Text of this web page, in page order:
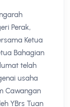
Perak,
Ketua
Bahagian
telah
usaha
Cawangan
YBrs Tuan